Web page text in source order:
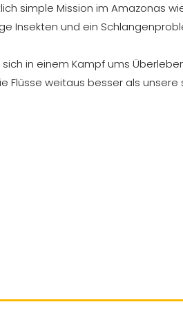
simple Mission im Amazonas
Insekten und ein
in einem Kampf ums
Flüsse weitaus besser als